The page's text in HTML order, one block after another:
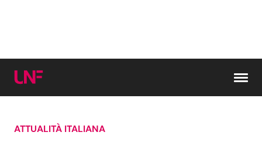
Cerca:
ATTUALITÀ ITALIANA